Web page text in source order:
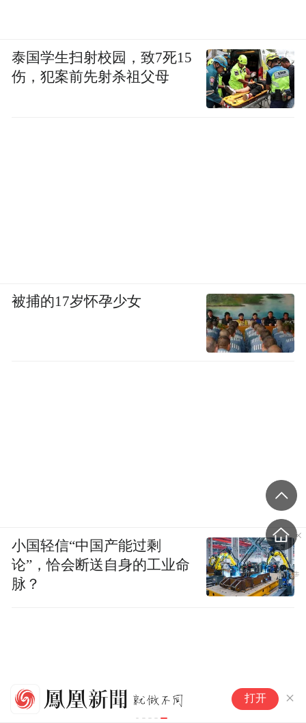
聚焦气候变
加速增长
打开
泰国学生扫射校园，致7死15
伤，犯案前先射杀祖父母
被捕的17岁怀孕少女
小国轻信“中国产能过剩
论”，恰会断送自身的工业命
脉？